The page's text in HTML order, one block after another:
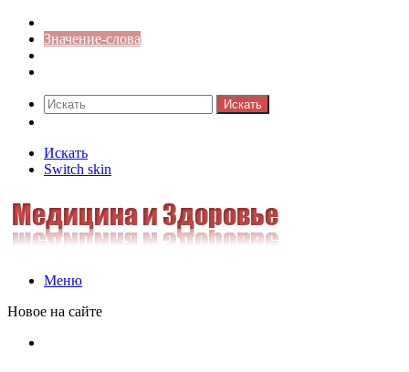
Значение-слова
Искать
Искать
Switch skin
Меню
Новое на сайте